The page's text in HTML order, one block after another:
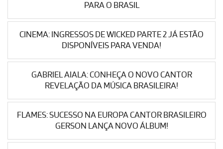
PARA O BRASIL
CINEMA: INGRESSOS DE WICKED PARTE 2 JÁ ESTÃO
DISPONÍVEIS PARA VENDA!
GABRIEL AIALA: CONHEÇA O NOVO CANTOR
REVELAÇÃO DA MÚSICA BRASILEIRA!
FLAMES: SUCESSO NA EUROPA CANTOR BRASILEIRO
GERSON LANÇA NOVO ÁLBUM!